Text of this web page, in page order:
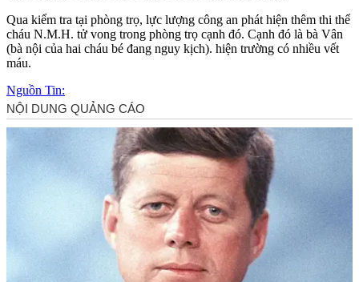
Qua kiểm tra tại phòng trọ, lực lượng công an phát hiện thêm th‌i th‌ể
cháu N.M.H. t‌ử von‌g trong phòng trọ cạnh đó. Cạnh đó là bà Vân
(bà nội của hai cháu bé đang nguy kịch). hiện trường có nhiều vết
máu.
Nguồn Tin: